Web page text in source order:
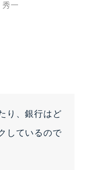
秀一
り、銀行はど
しているので